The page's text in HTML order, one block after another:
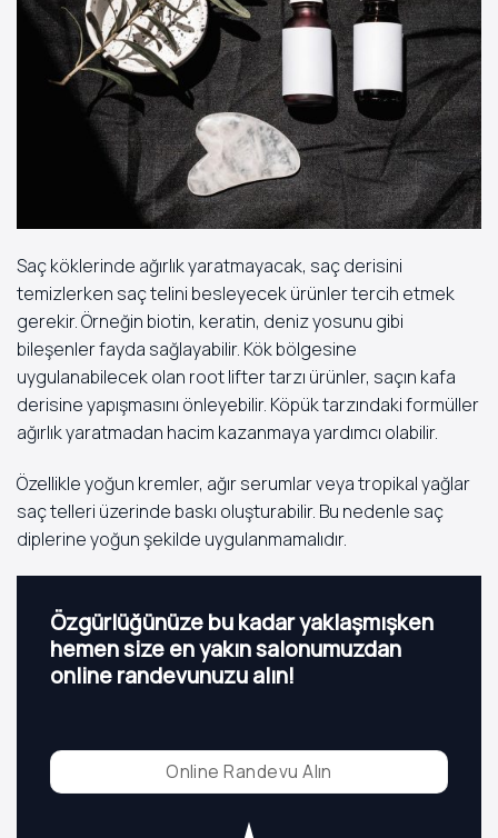
Saç köklerinde ağırlık yaratmayacak, saç derisini
temizlerken saç telini besleyecek ürünler tercih etmek
gerekir. Örneğin biotin, keratin, deniz yosunu gibi
bileşenler fayda sağlayabilir. Kök bölgesine
uygulanabilecek olan root lifter tarzı ürünler, saçın kafa
derisine yapışmasını önleyebilir. Köpük tarzındaki formüller
ağırlık yaratmadan hacim kazanmaya yardımcı olabilir.
Özellikle yoğun kremler, ağır serumlar veya tropikal yağlar
saç telleri üzerinde baskı oluşturabilir. Bu nedenle saç
diplerine yoğun şekilde uygulanmamalıdır.
Özgürlüğünüze bu kadar yaklaşmışken
hemen size en yakın salonumuzdan
online randevunuzu alın!
Online Randevu Alın